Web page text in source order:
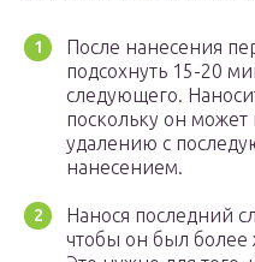
После нанесения
подсохнуть 15-20
следующего.
поскольку он может
удалению с
нанесением.
Нанося последний
чтобы он был